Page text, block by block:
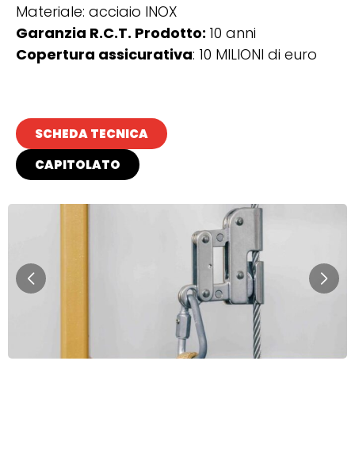
Materiale: acciaio INOX
Garanzia R.C.T. Prodotto: 10 anni
Copertura assicurativa: 10 MILIONI di euro
SCHEDA TECNICA
CAPITOLATO